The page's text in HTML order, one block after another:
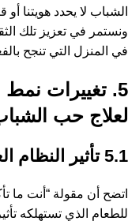
الشباب لا يحدد هويتنا
ونستمر في تعزيز تلك
في المنزل التي تنجح
5. تغييرات نمط
لعلاج حب
5.1 تأثير النظام الغذائي على تكوين حب الشباب
اتضح أن مقولة “أنت ما
للطعام الذي تستهلكه